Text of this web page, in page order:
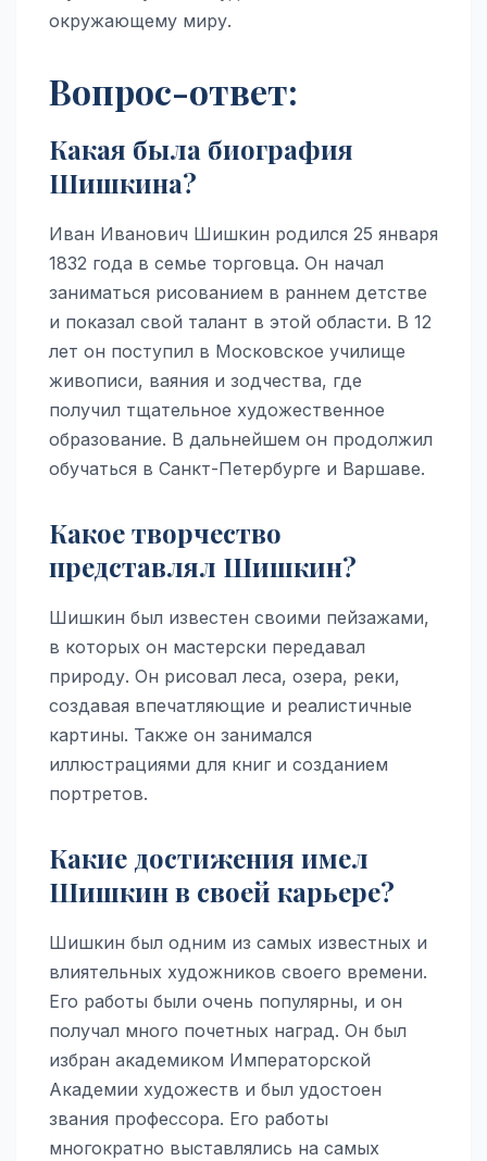
окружающему миру.
Вопрос-ответ:
Какая была биография
Шишкина?
Иван Иванович Шишкин родился 25 января
1832 года в семье торговца. Он начал
заниматься рисованием в раннем детстве
и показал свой талант в этой области. В 12
лет он поступил в Московское училище
живописи, ваяния и зодчества, где
получил тщательное художественное
образование. В дальнейшем он продолжил
обучаться в Санкт-Петербурге и Варшаве.
Какое творчество
представлял Шишкин?
Шишкин был известен своими пейзажами,
в которых он мастерски передавал
природу. Он рисовал леса, озера, реки,
создавая впечатляющие и реалистичные
картины. Также он занимался
иллюстрациями для книг и созданием
портретов.
Какие достижения имел
Шишкин в своей карьере?
Шишкин был одним из самых известных и
влиятельных художников своего времени.
Его работы были очень популярны, и он
получал много почетных наград. Он был
избран академиком Императорской
Академии художеств и был удостоен
звания профессора. Его работы
многократно выставлялись на самых